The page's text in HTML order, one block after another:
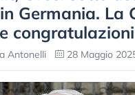
Germania. La
congratulazioni
Antonelli 28 Maggio